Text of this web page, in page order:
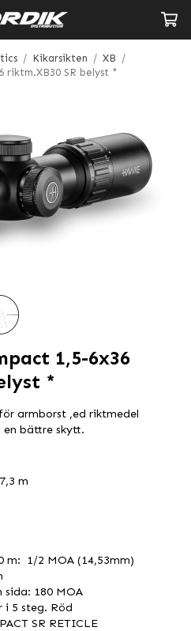
/ Kikarsikten / XB /
riktm.XB30 SR belyst *
1,5-6x36
*
armborst ,ed riktmedel
bättre skytt.
m
m: 1/2 MOA (14,53mm)
sida: 180 MOA
i 5 steg. Röd
SR RETICLE